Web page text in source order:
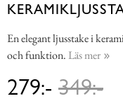
En elegant ljusstake i
och funktion. Läs mer
279:- 349:-